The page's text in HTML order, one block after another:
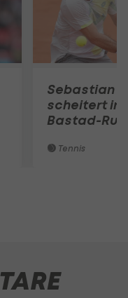
Sebastian
scheitert in
Bastad-
Tennis